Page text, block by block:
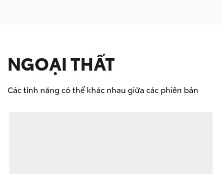
NGOẠI THẤT
Các tính năng có thể khác nhau giữa các phiên bản